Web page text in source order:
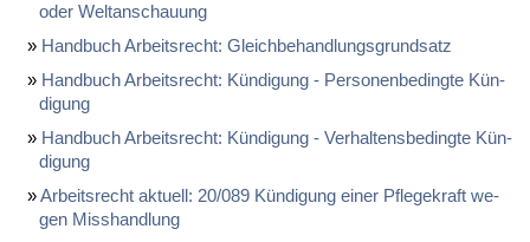
oder Welt­an­schau­ung
Hand­buch Ar­beits­recht: Gleich­be­hand­lungs­grund­satz
Hand­buch Ar­beits­recht: Kün­di­gung - Per­so­nen­be­ding­te Kün­
di­gung
Hand­buch Ar­beits­recht: Kün­di­gung - Ver­hal­tens­be­ding­te Kün­
di­gung
Ar­beits­recht ak­tu­ell: 20/089 Kün­di­gung ei­ner Pfle­ge­kraft we­
gen Miss­hand­lung